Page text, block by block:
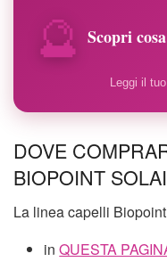
🔮 Scopri
Leggi il
DOVE
BIOPOINT
La linea capelli
inQUESTA